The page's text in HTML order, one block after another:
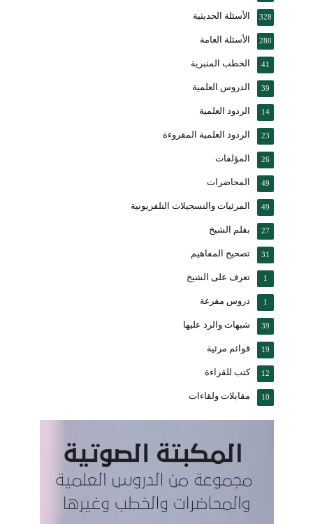
الأسئلة الحديثية 328
الأسئلة العامة 280
الخطب المنبرية 41
الدروس العلمية 39
الردود العلمية 14
الردود العلمية المقروءة 23
المؤلفات 26
المحاضرات 49
المرئيات والتسجيلات التلفزيونية 49
بقلم الشيخ 27
تصحيح المفاهيم 31
تعرف على الشيخ 1
دروس مفرغة 1
شبهات والرد عليها 39
قوائم مرئية 19
كتب للقراءة 12
مقابلات ولقاءات 10